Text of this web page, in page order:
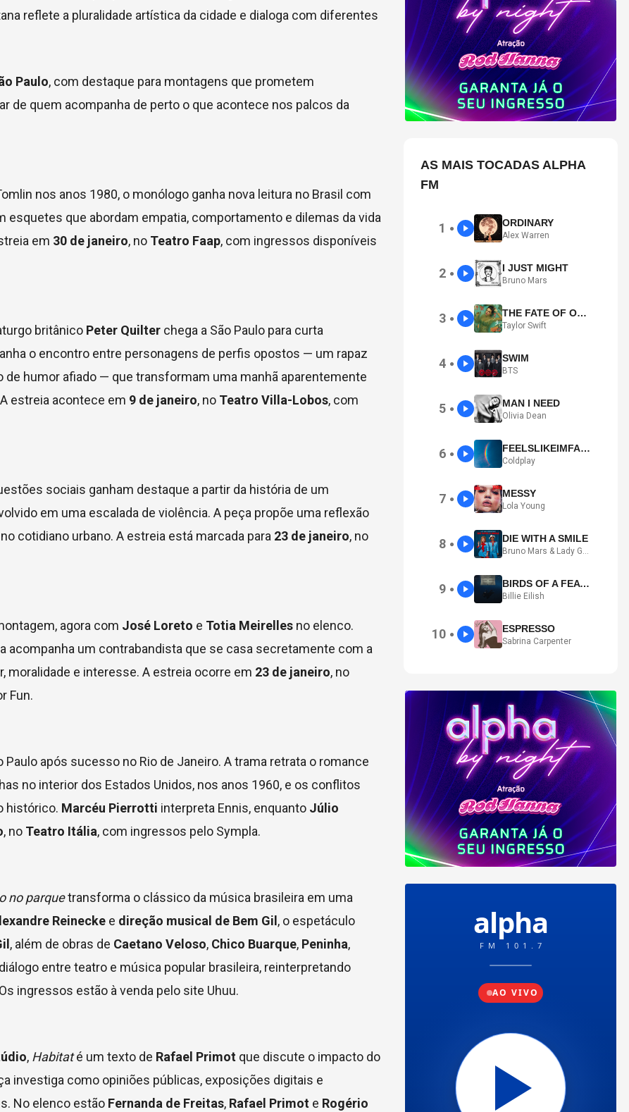
reflete a pluralidade artística da cidade e dialoga com diferentes
Paulo, com destaque para montagens que prometem
de quem acompanha de perto o que acontece nos palcos da
nos anos 1980, o monólogo ganha nova leitura no Brasil com
esquetes que abordam empatia, comportamento e dilemas da vida
em 30 de janeiro, no Teatro Faap, com ingressos disponíveis
britânico Peter Quilter chega a São Paulo para curta
o encontro entre personagens de perfis opostos — um rapaz
humor afiado — que transformam uma manhã aparentemente
estreia acontece em 9 de janeiro, no Teatro Villa-Lobos, com
sociais ganham destaque a partir da história de um
em uma escalada de violência. A peça propõe uma reflexão
cotidiano urbano. A estreia está marcada para 23 de janeiro, no
agora com José Loreto e Totia Meirelles no elenco.
acompanha um contrabandista que se casa secretamente com a
moralidade e interesse. A estreia ocorre em 23 de janeiro, no
Fun.
após sucesso no Rio de Janeiro. A trama retrata o romance
no interior dos Estados Unidos, nos anos 1960, e os conflitos
histórico. Marcéu Pierrotti interpreta Ennis, enquanto Júlio
, no Teatro Itália, com ingressos pelo Sympla.
no parquetransforma o clássico da música brasileira em uma
Reinecke e direção musical de Bem Gil , o espetáculo
, além de obras de Caetano Veloso, Chico Buarque, Peninha,
entre teatro e música popular brasileira, reinterpretando
ingressos estão à venda pelo site Uhuu.
, Habitaté um texto de Rafael Primot que discute o impacto do
investiga como opiniões públicas, exposições digitais e
No elenco estão Fernanda de Freitas, Rafael Primot e Rogério
AS MAIS TOCADAS ALPHA
FM
1 ● ORDINARY
Alex Warren
2 ● I JUST MIGHT
Bruno Mars
3 ● THE FATE OF OPHELIA
Taylor Swift
4 ● SWIM
BTS
5 ● MAN I NEED
Olivia Dean
6 ● FEELSLIKEIMFALLINGINLOVE
Coldplay
7 ● MESSY
Lola Young
8 ● DIE WITH A SMILE
Bruno Mars & Lady Gaga
9 ● BIRDS OF A FEATHER
Billie Eilish
10 ● ESPRESSO
Sabrina Carpenter